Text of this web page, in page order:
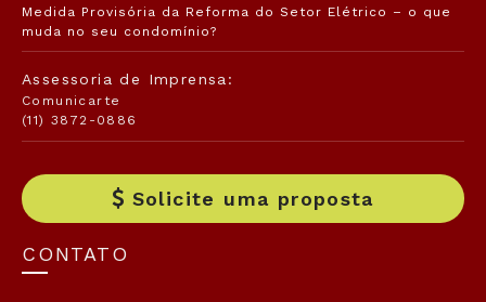
Medida Provisória da Reforma do Setor Elétrico – o que
muda no seu condomínio?
Assessoria de Imprensa:
Comunicarte
(11) 3872-0886
Solicite uma proposta
CONTATO